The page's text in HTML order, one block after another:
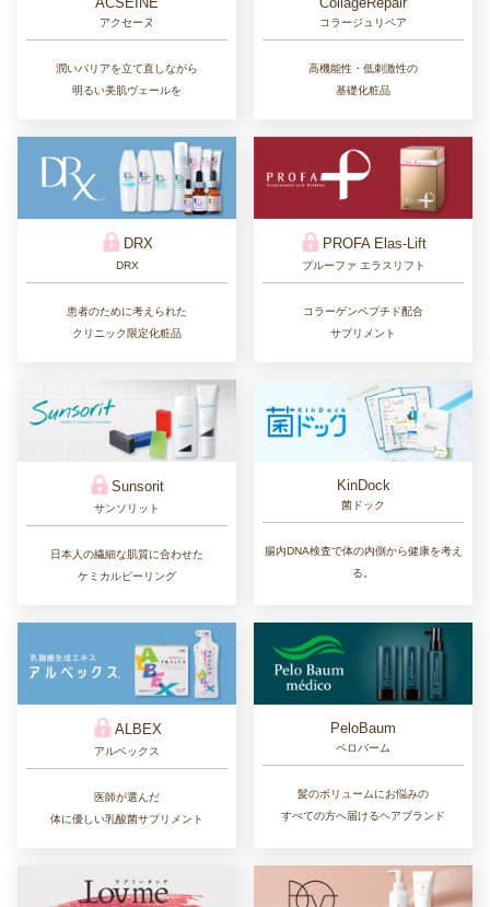
アクセーヌ
潤いバリアを立て直しながら
明るい美肌ヴェールを
コラージュリペア
高機能性・低刺激性の
基礎化粧品
DRX
DRX
患者のために考えられた
クリニック限定化粧品
PROFA Elas-Lift
プルーファ エラスリフト
コラーゲンペプチド配合
サプリメント
Sunsorit
サンソリット
日本人の繊細な肌質に合わせた
ケミカルピーリング
KinDock
菌ドック
腸内DNA検査で体の内側から健康を考え
る。
ALBEX
アルベックス
医師が選んだ
体に優しい乳酸菌サプリメント
PeloBaum
ペロバーム
髪のボリュームにお悩みの
すべての方へ届けるヘアブランド